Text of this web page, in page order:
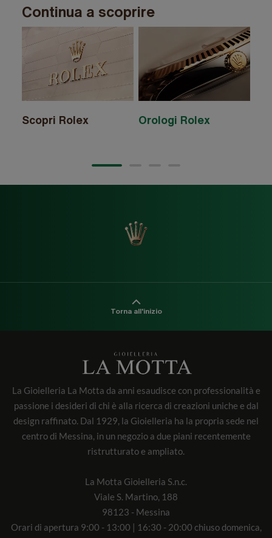
Continua a scoprire
Scopri Rolex Orologi Rolex
Torna all'inizio
La Gioielleria La Motta da anni esaudisce con professionalità e
passione i desideri di chi è alla ricerca di creazioni uniche e dal
design raffinato. Dal 1929, la Gioielleria ha la propria sede nel
centro di Messina, in un negozio a due piani recentemente
ristrutturato e ampliato.
La Motta Gioielleria S.n.c.
Viale S. Martino, 188
98123 - Messina
Orari di apertura 9:00 - 13:00 | 16:30 - 20:00 chiuso domenica,